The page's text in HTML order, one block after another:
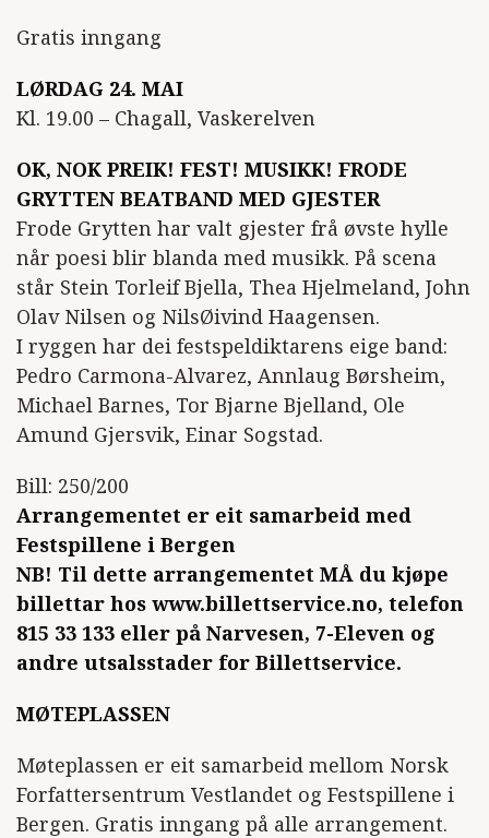
Gratis inngang
LØRDAG 24. MAI
Kl. 19.00 – Chagall, Vaskerelven
OK, NOK PREIK! FEST! MUSIKK! FRODE
GRYTTEN BEATBAND MED GJESTER
Frode Grytten har valt gjester frå øvste hylle
når poesi blir blanda med musikk. På scena
står Stein Torleif Bjella, Thea Hjelmeland, John
Olav Nilsen og NilsØivind Haagensen.
I ryggen har dei festspeldiktarens eige band:
Pedro Carmona-Alvarez, Annlaug Børsheim,
Michael Barnes, Tor Bjarne Bjelland, Ole
Amund Gjersvik, Einar Sogstad.
Bill: 250/200
Arrangementet er eit samarbeid med
Festspillene i Bergen
NB! Til dette arrangementet MÅ du kjøpe
billettar hos www.billettservice.no, telefon
815 33 133 eller på Narvesen, 7-Eleven og
andre utsalsstader for Billettservice.
MØTEPLASSEN
Møteplassen er eit samarbeid mellom Norsk
Forfattersentrum Vestlandet og Festspillene i
Bergen. Gratis inngang på alle arrangement.